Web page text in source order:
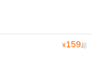
¥159起